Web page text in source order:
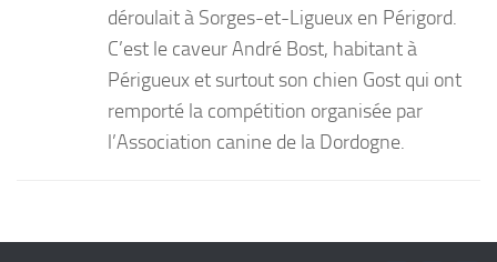
Desserts
déroulait à Sorges-et-Ligueux en Périgord.
C’est le caveur André Bost, habitant à
Périgueux et surtout son chien Gost qui ont
remporté la compétition organisée par
l’Association canine de la Dordogne.